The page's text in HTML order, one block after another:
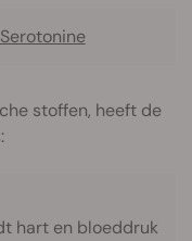
Serotonine
stoffen, heeft de
hart en bloeddruk